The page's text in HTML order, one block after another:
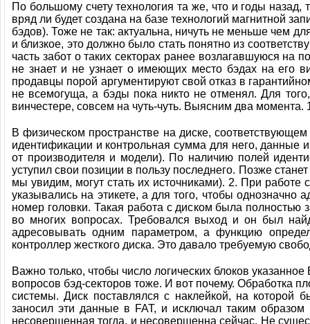
Партнерам
Контакты
По большому счету технология та же, что и годы
вряд ли будет создана на базе технологий магнитной
бэдов). Тоже не так: актуальна, ничуть не меньше чем
и близкое, это должно было стать понятно из
часть забот о таких секторах ранее возлагавшуюся на
не знает и не узнает о имеющих место бэдах на его
продавцы порой аргументируют свой отказ в
не всемогуща, а бэды пока никто не отменял. Для
винчестере, совсем на чуть-чуть. Выясним два момента.
В физическом пространстве на диске,
идентификации и контрольная сумма для него, данные
от производителя и модели). По наличию полей
уступил свои позиции в пользу последнего. Позже
мы увидим, могут стать их источниками). 2. При
указывались на этикете, а для того, чтобы
номер головки. Такая работа с диском была
во многих вопросах. Требовался выход и он был
адресовывать одним параметром, а функцию
контроллер жесткого диска. Это давало требуемую
Важно только, чтобы число логических блоков
вопросов бэд-секторов тоже. И вот почему. Обработка
системы. Диск поставлялся с наклейкой, на которой
заносил эти данные в FAT, и исключал таким
несовершенная тогда, и несовершенна сейчас. Не